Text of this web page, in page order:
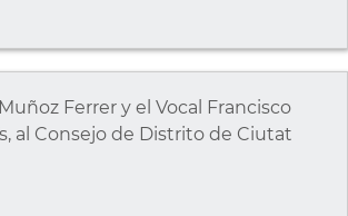
Ferrer y el Vocal Francisco
al Consejo de Distrito de Ciutat